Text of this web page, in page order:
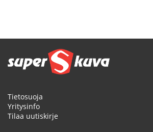
Tietosuoja
Yritysinfo
Tilaa uutiskirje